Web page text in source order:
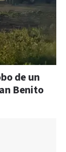
de un
Benito